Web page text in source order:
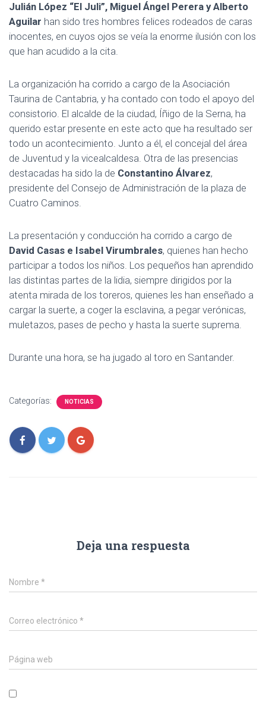
Julián López “El Juli”, Miguel Ángel Perera y Alberto
Aguilar han sido tres hombres felices rodeados de caras
inocentes, en cuyos ojos se veía la enorme ilusión con los
que han acudido a la cita.
La organización ha corrido a cargo de la Asociación
Taurina de Cantabria, y ha contado con todo el apoyo del
consistorio. El alcalde de la ciudad, Íñigo de la Serna, ha
querido estar presente en este acto que ha resultado ser
todo un acontecimiento. Junto a él, el concejal del área
de Juventud y la vicealcaldesa. Otra de las presencias
destacadas ha sido la de Constantino Álvarez,
presidente del Consejo de Administración de la plaza de
Cuatro Caminos.
La presentación y conducción ha corrido a cargo de
David Casas e Isabel Virumbrales, quienes han hecho
participar a todos los niños. Los pequeños han aprendido
las distintas partes de la lidia, siempre dirigidos por la
atenta mirada de los toreros, quienes les han enseñado a
cargar la suerte, a coger la esclavina, a pegar verónicas,
muletazos, pases de pecho y hasta la suerte suprema.
Durante una hora, se ha jugado al toro en Santander.
Categorías: NOTICIAS
Deja una respuesta
Nombre *
Correo electrónico *
Página web